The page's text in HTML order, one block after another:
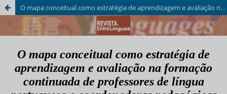
O mapa conceitual como estratégia de aprendizagem e avaliação na formação continuada de professores de língua portuguesa e coordenadoras pedagógicas